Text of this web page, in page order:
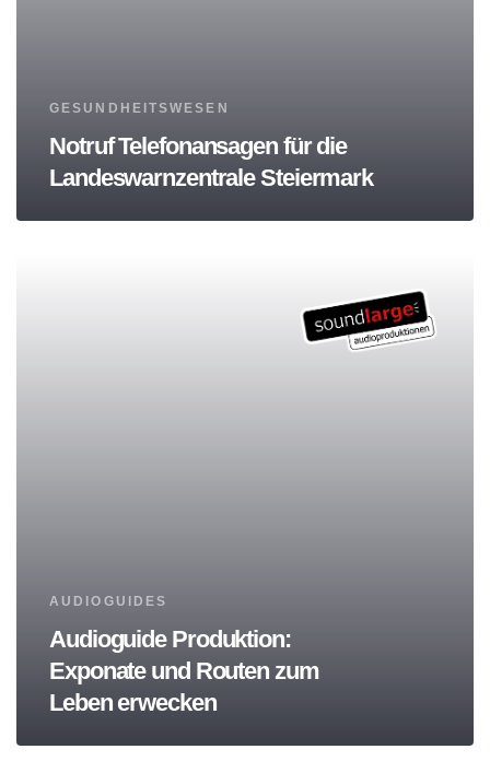
Tags
GESUNDHEITSWESEN
Notruf Telefonansagen für die
Landeswarnzentrale Steiermark
Tags
AUDIOGUIDES
Audioguide Produktion:
Exponate und Routen zum
Leben erwecken